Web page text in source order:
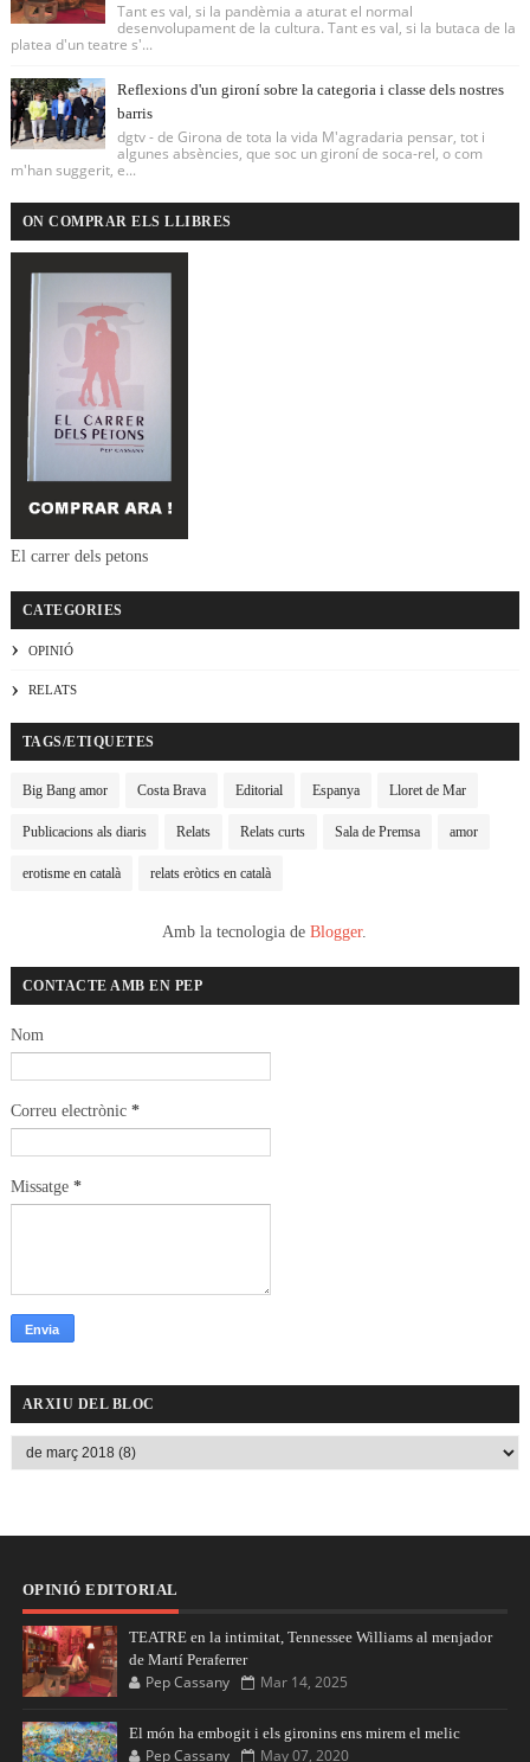
Tant es val, si la pandèmia a aturat el normal
desenvolupament de la cultura. Tant es val, si la butaca de la
platea d'un teatre s'...
Reflexions d'un gironí sobre la categoria i classe dels nostres
barris
dgtv - de Girona de tota la vida M'agradaria pensar, tot i
algunes absències, que soc un gironí de soca-rel, o com
m'han suggerit, e...
ON COMPRAR ELS LLIBRES
El carrer dels petons
CATEGORIES
OPINIÓ
RELATS
TAGS/ETIQUETES
Big Bang amor Costa Brava Editorial Espanya Lloret de Mar
Publicacions als diaris Relats Relats curts Sala de Premsa amor
erotisme en català relats eròtics en català
Amb la tecnologia deBlogger.
CONTACTE AMB EN PEP
Nom
Correu electrònic *
Missatge *
ARXIU DEL BLOC
OPINIÓ EDITORIAL
TEATRE en la intimitat, Tennessee Williams al menjador
de Martí Peraferrer
Pep Cassany Mar 14, 2025
El món ha embogit i els gironins ens mirem el melic
Pep Cassany May 07, 2020